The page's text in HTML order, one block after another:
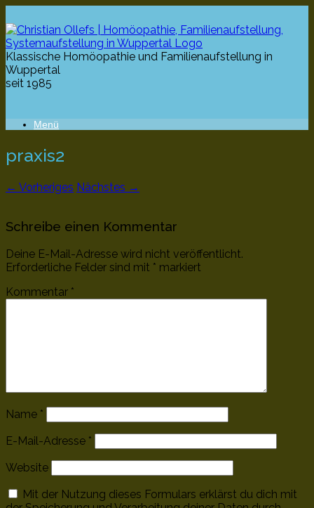
Klassische Homöopathie und Familienaufstellung in
Wuppertal
seit 1985
Menü
praxis2
← Vorheriges Nächstes →
Schreibe einen Kommentar
Deine E-Mail-Adresse wird nicht veröffentlicht.
Erforderliche Felder sind mit * markiert
Kommentar *
Name *
E-Mail-Adresse *
Website
Mit der Nutzung dieses Formulars erklärst du dich mit